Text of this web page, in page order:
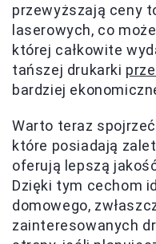
przewyższają ceny
laserowych, co
której całkowite
tańszej drukarki
bardziej
Warto teraz
które posiadają
oferują lepszą
Dzięki tym cechom
domowego,
zainteresowanych